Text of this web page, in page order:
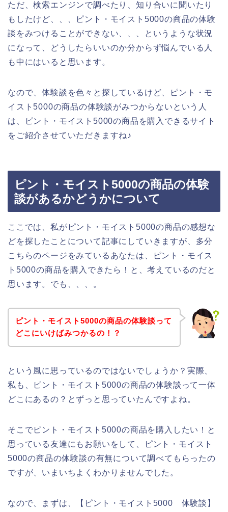
ただ、検索エンジンで調べたり、知り合いに聞いたり
もしたけど、、、ピント・モイスト5000の商品の体験
談をみつけることができない、、、というような状況
になって、どうしたらいいのか分からず悩んでいる人
も中にはいると思います。
なので、体験談を色々と探しているけど、ピント・モ
イスト5000の商品の体験談がみつからないという人
は、ピント・モイスト5000の商品を購入できるサイト
をご紹介させていただきますね♪
ピント・モイスト5000の商品の体験
談があるかどうかについて
ここでは、私がピント・モイスト5000の商品の感想な
どを探したことについて記事にしていきますが、多分
こちらのページをみているあなたは、ピント・モイス
ト5000の商品を購入できたら！と、考えているのだと
思います。でも、、、。
ピント・モイスト5000の商品の体験談って
どこにいけばみつかるの！？
という風に思っているのではないでしょうか？実際、
私も、ピント・モイスト5000の商品の体験談って一体
どこにあるの？とずっと思っていたんですよね。
そこでピント・モイスト5000の商品を購入したい！と
思っている友達にもお願いをして、ピント・モイスト
5000の商品の体験談の有無について調べてもらったの
ですが、いまいちよくわかりませんでした。
なので、まずは、【ピント・モイスト5000 体験談】